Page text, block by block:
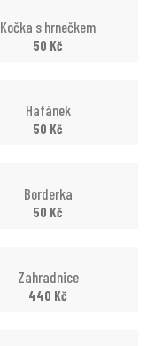
Kočka s hrnečkem
50 Kč
Hafánek
50 Kč
Borderka
50 Kč
Zahradnice
440 Kč